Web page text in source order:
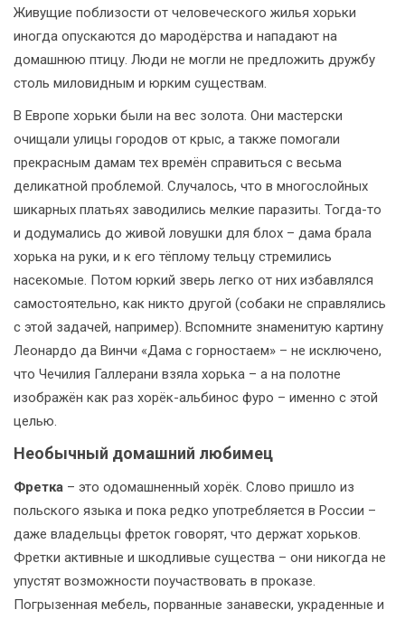
Живущие поблизости от человеческого жилья хорьки
иногда опускаются до мародёрства и нападают на
домашнюю птицу. Люди не могли не предложить дружбу
столь миловидным и юрким существам.
В Европе хорьки были на вес золота. Они мастерски
очищали улицы городов от крыс, а также помогали
прекрасным дамам тех времён справиться с весьма
деликатной проблемой. Случалось, что в многослойных
шикарных платьях заводились мелкие паразиты. Тогда-то
и додумались до живой ловушки для блох – дама брала
хорька на руки, и к его тёплому тельцу стремились
насекомые. Потом юркий зверь легко от них избавлялся
самостоятельно, как никто другой (собаки не справлялись
с этой задачей, например). Вспомните знаменитую картину
Леонардо да Винчи «Дама с горностаем» – не исключено,
что Чечилия Галлерани взяла хорька – а на полотне
изображён как раз хорёк-альбинос фуро – именно с этой
целью.
Необычный домашний любимец
Фретка – это одомашненный хорёк. Слово пришло из
польского языка и пока редко употребляется в России –
даже владельцы фреток говорят, что держат хорьков.
Фретки активные и шкодливые существа – они никогда не
упустят возможности поучаствовать в проказе.
Погрызенная мебель, порванные занавески, украденные и